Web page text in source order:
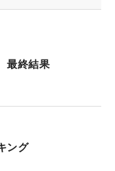
最終結果
ング